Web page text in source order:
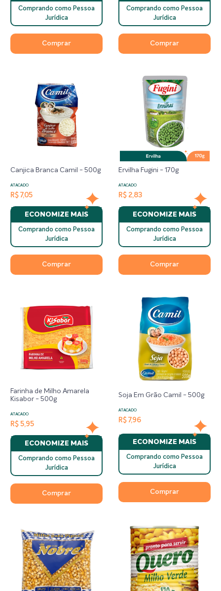
Comprando como Pessoa
Jurídica
Comprar
Comprando como Pessoa
Jurídica
Comprar
Canjica Branca Camil - 500g
ATACADO
R$ 7,05
ECONOMIZE MAIS
Comprando como Pessoa
Jurídica
Comprar
Ervilha Fugini - 170g
ATACADO
R$ 2,83
ECONOMIZE MAIS
Comprando como Pessoa
Jurídica
Comprar
Farinha de Milho Amarela
Kisabor - 500g
ATACADO
R$ 5,95
ECONOMIZE MAIS
Comprando como Pessoa
Jurídica
Comprar
Soja Em Grão Camil - 500g
ATACADO
R$ 7,96
ECONOMIZE MAIS
Comprando como Pessoa
Jurídica
Comprar